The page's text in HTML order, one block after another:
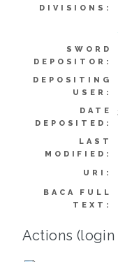
DIVISIONS:
SWORD
DEPOSITOR:
DEPOSITING
USER:
DATE
DEPOSITED:
LAST
MODIFIED:
URI:
BACA FULL
TEXT:
Actions